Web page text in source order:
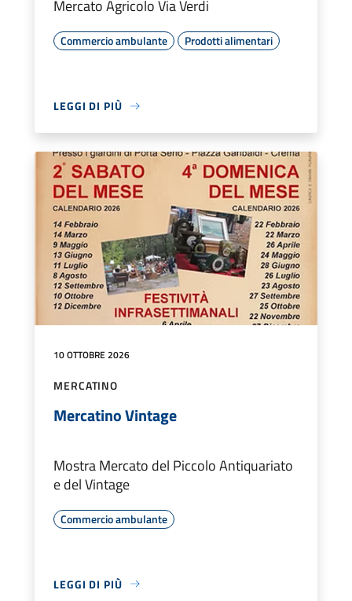
Mercato Agricolo Via Verdi
Commercio ambulante Prodotti alimentari
LEGGI DI PIÙ
10 OTTOBRE 2026
MERCATINO
Mercatino Vintage
Mostra Mercato del Piccolo Antiquariato
e del Vintage
Commercio ambulante
LEGGI DI PIÙ